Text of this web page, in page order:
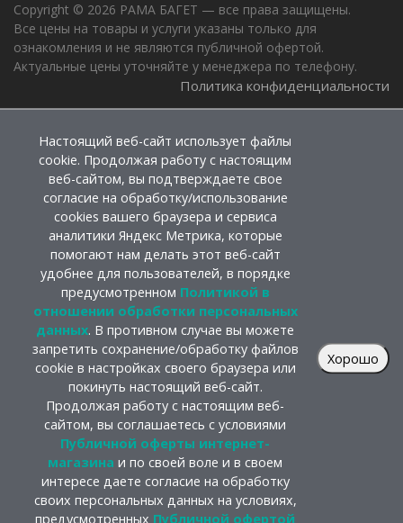
Copyright © 2026 РАМА БАГЕТ — все права защищены.
Все цены на товары и услуги указаны только для
ознакомления и не являются публичной офертой.
Актуальные цены уточняйте у менеджера по телефону.
Политика конфиденциальности
Настоящий веб-сайт использует файлы
cookie. Продолжая работу с настоящим
веб-сайтом, вы подтверждаете свое
согласие на обработку/использование
cookies вашего браузера и сервиса
аналитики Яндекс Метрика, которые
помогают нам делать этот веб-сайт
удобнее для пользователей, в порядке
предусмотренном Политикой в
отношении обработки персональных
данных. В противном случае вы можете
запретить сохранение/обработку файлов
cookie в настройках своего браузера или
покинуть настоящий веб-сайт.
Продолжая работу с настоящим веб-
сайтом, вы соглашаетесь с условиями
Публичной оферты интернет-
магазина и по своей воле и в своем
интересе даете согласие на обработку
своих персональных данных на условиях,
предусмотренных Публичной офертой
Хорошо